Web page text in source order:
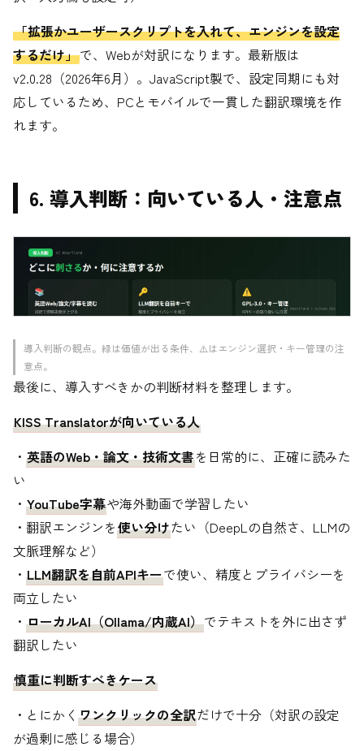
「拡張かユーザースクリプトを入れて、エンジンを設定
するだけ」で、Webが対訳になります。最新版は
v2.0.28（2026年6月）。JavaScript製で、設定同期にも対
応しているため、PCとモバイルで一貫した翻訳環境を作
れます。
6. 導入判断：向いている人・注意点
導入判断の観点。緑は価値が出る条件、⚠️はエンジン選択・キー管理の注
意点。
最後に、導入すべきかの判断材料を整理します。
KISS Translatorが向いている人
・ 英語のWeb・論文・技術文書を日常的に、正確に読みた
い
・ YouTube字幕や海外動画で学習したい
・翻訳エンジンを使い分けたい（DeepLの自然さ、LLMの
文脈理解など）
・ LLM翻訳を自前APIキーで使い、精度とプライバシーを
両立したい
・ ローカルAI（Ollama/内蔵AI）でテキストを外に出さず
翻訳したい
慎重に判断すべきケース
・とにかく ワンクリックの全訳だけで十分（対訳の設定
が過剰に感じる場合）